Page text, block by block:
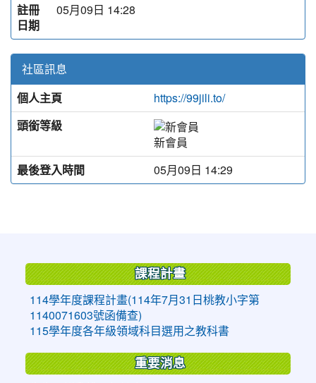
註冊
日期
05月09日 14:28
社區訊息
個人主頁
https://99jili.to/
頭銜等級
新會員
最後登入時間
05月09日 14:29
課程計畫
114學年度課程計畫(114年7月31日桃教小字第
1140071603號函備查)
115學年度各年級領域科目選用之教科書
重要消息